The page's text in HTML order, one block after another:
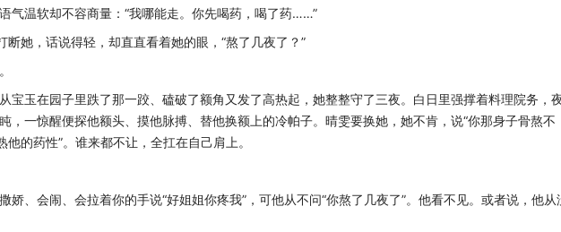
温软却不容商量：“我哪能走。你先喝药，喝了药……”
她，话说得轻，却直直看着她的眼，“熬了几夜了？”
在园子里跌了那一跤、磕破了额角又发了高热起，她整整守了三夜。白日里强撑着料理院务，
，一惊醒便探他额头、摸他脉搏、替他换额上的冷帕子。晴雯要换她，她不肯，说“你那身子骨熬不
他的药性”。谁来都不让，全扛在自己肩上。
、会闹、会拉着你的手说“好姐姐你疼我”，可他从不问“你熬了几夜了”。他看不见。或者说，他从